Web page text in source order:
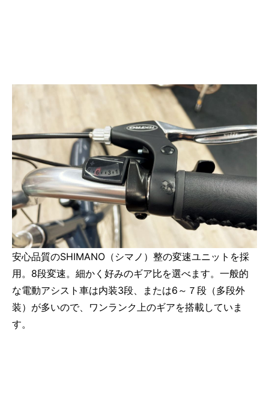
安心品質のSHIMANO（シマノ）整の変速ユニットを採
用。8段変速。細かく好みのギア比を選べます。一般的
な電動アシスト車は内装3段、または6～７段（多段外
装）が多いので、ワンランク上のギアを搭載していま
す。